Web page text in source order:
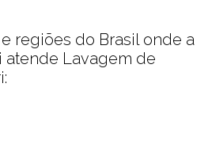
regiões do Brasil onde a
atende Lavagem de